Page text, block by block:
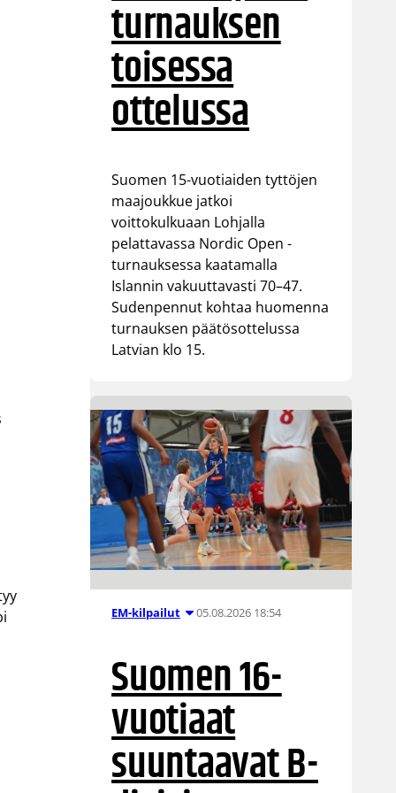
turnauksen
toisessa
ottelussa
Suomen 15-vuotiaiden tyttöjen
maajoukkue jatkoi
voittokulkuaan Lohjalla
pelattavassa Nordic Open -
turnauksessa kaatamalla
Islannin vakuuttavasti 70–47.
Sudenpennut kohtaa huomenna
turnauksen päätösottelussa
Latvian klo 15.
EM-kilpailut 05.08.2026 18:54
Suomen 16-
vuotiaat
suuntaavat B-